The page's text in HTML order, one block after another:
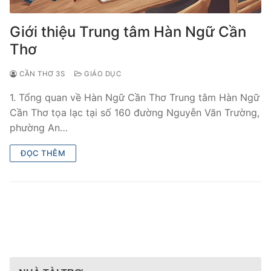
Giới thiệu Trung tâm Hàn Ngữ Cần
Thơ
CẦN THƠ 3S GIÁO DỤC
1. Tổng quan về Hàn Ngữ Cần Thơ Trung tâm Hàn Ngữ
Cần Thơ tọa lạc tại số 160 đường Nguyễn Văn Trường,
phường An…
ĐỌC THÊM